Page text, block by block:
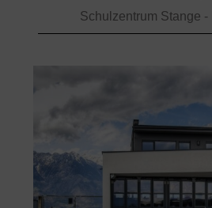
Schulzentrum Stange -